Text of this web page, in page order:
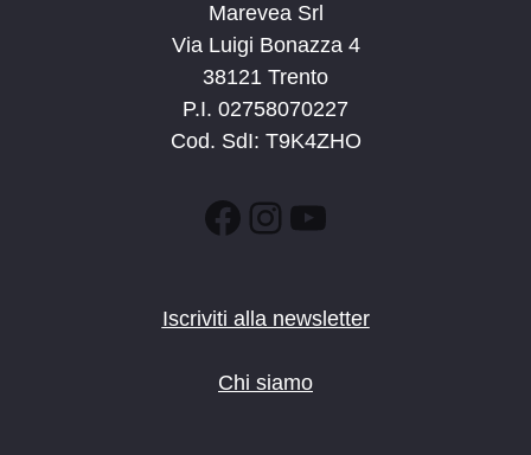
Marevea Srl
Via Luigi Bonazza 4
38121 Trento
P.I. 02758070227
Cod. SdI: T9K4ZHO
Facebook
Instagram
YouTube
Iscriviti alla newsletter
Chi siamo